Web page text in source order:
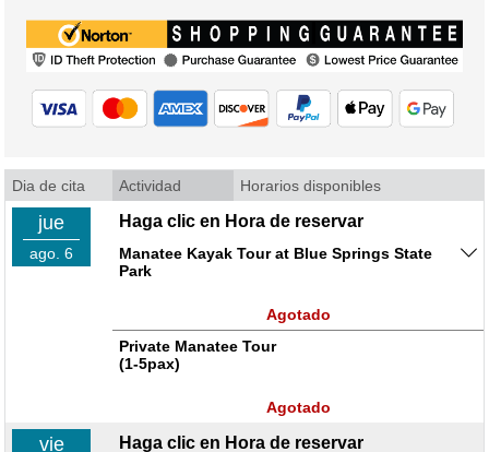
Dia de cita Actividad Horarios disponibles
jue
ago. 6
Haga clic en Hora de reservar
Manatee Kayak Tour at Blue Springs State
Park
Agotado
Private Manatee Tour
(1-5pax)
Agotado
vie Haga clic en Hora de reservar